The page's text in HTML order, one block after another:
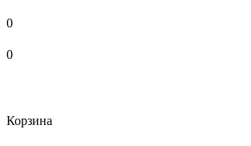
0
0
Корзина